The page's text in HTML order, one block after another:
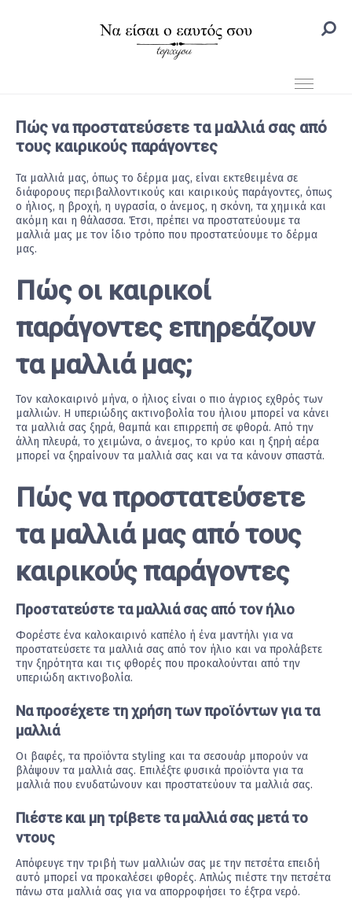
Πώς να προστατεύσετε τα μαλλιά σας από
τους καιρικούς παράγοντες
Τα μαλλιά μας, όπως το δέρμα μας, είναι εκτεθειμένα σε
διάφορους περιβαλλοντικούς και καιρικούς παράγοντες, όπως
ο ήλιος, η βροχή, η υγρασία, ο άνεμος, η σκόνη, τα χημικά και
ακόμη και η θάλασσα. Έτσι, πρέπει να προστατεύουμε τα
μαλλιά μας με τον ίδιο τρόπο που προστατεύουμε το δέρμα
μας.
Πώς οι καιρικοί
παράγοντες επηρεάζουν
τα μαλλιά μας;
Τον καλοκαιρινό μήνα, ο ήλιος είναι ο πιο άγριος εχθρός των
μαλλιών. Η υπεριώδης ακτινοβολία του ήλιου μπορεί να κάνει
τα μαλλιά σας ξηρά, θαμπά και επιρρεπή σε φθορά. Από την
άλλη πλευρά, το χειμώνα, ο άνεμος, το κρύο και η ξηρή αέρα
μπορεί να ξηραίνουν τα μαλλιά σας και να τα κάνουν σπαστά.
Πώς να προστατεύσετε
τα μαλλιά μας από τους
καιρικούς παράγοντες
Προστατεύστε τα μαλλιά σας από τον ήλιο
Φορέστε ένα καλοκαιρινό καπέλο ή ένα μαντήλι για να
προστατεύσετε τα μαλλιά σας από τον ήλιο και να προλάβετε
την ξηρότητα και τις φθορές που προκαλούνται από την
υπεριώδη ακτινοβολία.
Να προσέχετε τη χρήση των προϊόντων για τα
μαλλιά
Οι βαφές, τα προϊόντα styling και τα σεσουάρ μπορούν να
βλάψουν τα μαλλιά σας. Επιλέξτε φυσικά προϊόντα για τα
μαλλιά που ενυδατώνουν και προστατεύουν τα μαλλιά σας.
Πιέστε και μη τρίβετε τα μαλλιά σας μετά το
ντους
Απόφευγε την τριβή των μαλλιών σας με την πετσέτα επειδή
αυτό μπορεί να προκαλέσει φθορές. Απλώς πιέστε την πετσέτα
πάνω στα μαλλιά σας για να απορροφήσει το έξτρα νερό.